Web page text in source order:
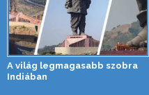
A világ legmagasabb szobra
Indiában